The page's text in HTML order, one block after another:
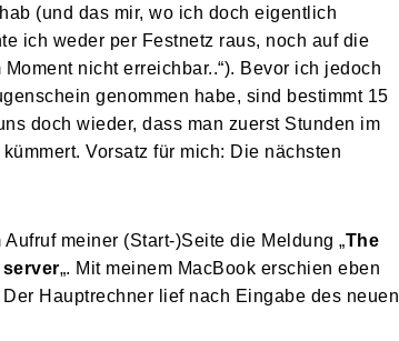
(und das mir, wo ich doch eigentlich
ich weder per Festnetz raus, noch auf die
nicht erreichbar..“). Bevor ich jedoch
genommen habe, sind bestimmt 15
doch wieder, dass man zuerst Stunden im
Vorsatz für mich: Die nächsten
meiner (Start-)Seite die Meldung „The
„. Mit meinem MacBook erschien eben
Hauptrechner lief nach Eingabe des neuen